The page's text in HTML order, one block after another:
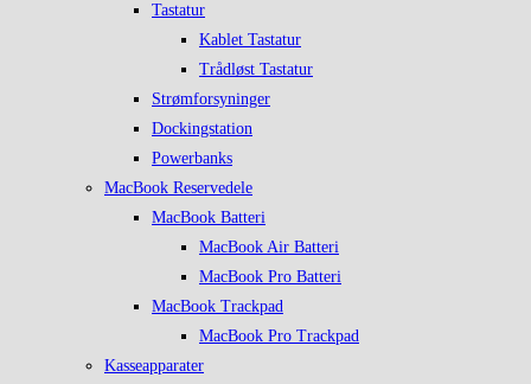
Tastatur
Kablet Tastatur
Trådløst Tastatur
Strømforsyninger
Dockingstation
Powerbanks
MacBook Reservedele
MacBook Batteri
MacBook Air Batteri
MacBook Pro Batteri
MacBook Trackpad
MacBook Pro Trackpad
Kasseapparater